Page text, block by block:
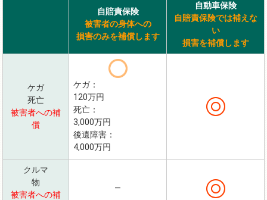
自賠責保険
被害者の身体への
損害のみを補償します
自動車保険
自賠責保険では補えな
い
損害を補償します
ケガ
死亡
被害者への補
償
ケガ：
120万円
死亡：
3,000万円
後遺障害：
4,000万円
クルマ
物
被害者への補
―